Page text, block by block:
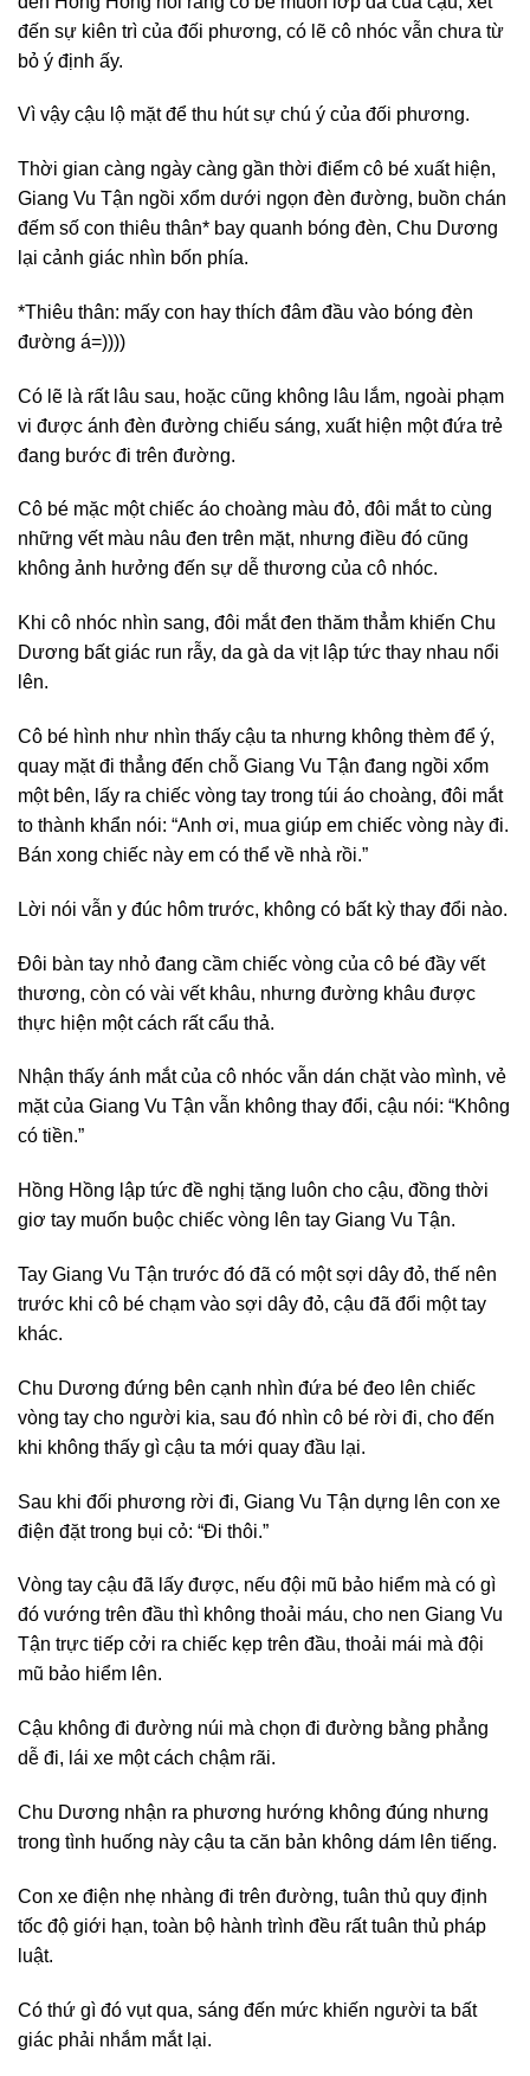
đến sự kiên trì của đối phương, có lẽ cô nhóc vẫn chưa từ
bỏ ý định ấy.
Vì vậy cậu lộ mặt để thu hút sự chú ý của đối phương.
Thời gian càng ngày càng gần thời điểm cô bé xuất hiện,
Giang Vu Tận ngồi xổm dưới ngọn đèn đường, buồn chán
đếm số con thiêu thân* bay quanh bóng đèn, Chu Dương
lại cảnh giác nhìn bốn phía.
*Thiêu thân: mấy con hay thích đâm đầu vào bóng đèn
đường á=))))
Có lẽ là rất lâu sau, hoặc cũng không lâu lắm, ngoài phạm
vi được ánh đèn đường chiếu sáng, xuất hiện một đứa trẻ
đang bước đi trên đường.
Cô bé mặc một chiếc áo choàng màu đỏ, đôi mắt to cùng
những vết màu nâu đen trên mặt, nhưng điều đó cũng
không ảnh hưởng đến sự dễ thương của cô nhóc.
Khi cô nhóc nhìn sang, đôi mắt đen thăm thẳm khiến Chu
Dương bất giác run rẫy, da gà da vịt lập tức thay nhau nổi
lên.
Cô bé hình như nhìn thấy cậu ta nhưng không thèm để ý,
quay mặt đi thẳng đến chỗ Giang Vu Tận đang ngồi xổm
một bên, lấy ra chiếc vòng tay trong túi áo choàng, đôi mắt
to thành khẩn nói: “Anh ơi, mua giúp em chiếc vòng này đi.
Bán xong chiếc này em có thể về nhà rồi.”
Lời nói vẫn y đúc hôm trước, không có bất kỳ thay đổi nào.
Đôi bàn tay nhỏ đang cầm chiếc vòng của cô bé đầy vết
thương, còn có vài vết khâu, nhưng đường khâu được
thực hiện một cách rất cẩu thả.
Nhận thấy ánh mắt của cô nhóc vẫn dán chặt vào mình, vẻ
mặt của Giang Vu Tận vẫn không thay đổi, cậu nói: “Không
có tiền.”
Hồng Hồng lập tức đề nghị tặng luôn cho cậu, đồng thời
giơ tay muốn buộc chiếc vòng lên tay Giang Vu Tận.
Tay Giang Vu Tận trước đó đã có một sợi dây đỏ, thế nên
trước khi cô bé chạm vào sợi dây đỏ, cậu đã đổi một tay
khác.
Chu Dương đứng bên cạnh nhìn đứa bé đeo lên chiếc
vòng tay cho người kia, sau đó nhìn cô bé rời đi, cho đến
khi không thấy gì cậu ta mới quay đầu lại.
Sau khi đối phương rời đi, Giang Vu Tận dựng lên con xe
điện đặt trong bụi cỏ: “Đi thôi.”
Vòng tay cậu đã lấy được, nếu đội mũ bảo hiểm mà có gì
đó vướng trên đầu thì không thoải máu, cho nen Giang Vu
Tận trực tiếp cởi ra chiếc kẹp trên đầu, thoải mái mà đội
mũ bảo hiểm lên.
Cậu không đi đường núi mà chọn đi đường bằng phẳng
dễ đi, lái xe một cách chậm rãi.
Chu Dương nhận ra phương hướng không đúng nhưng
trong tình huống này cậu ta căn bản không dám lên tiếng.
Con xe điện nhẹ nhàng đi trên đường, tuân thủ quy định
tốc độ giới hạn, toàn bộ hành trình đều rất tuân thủ pháp
luật.
Có thứ gì đó vụt qua, sáng đến mức khiến người ta bất
giác phải nhắm mắt lại.